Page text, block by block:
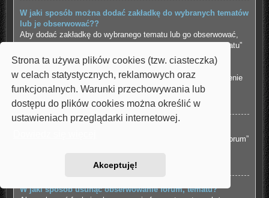
Strona ta używa plików cookies (tzw. ciasteczka)
w celach statystycznych, reklamowych oraz
funkcjonalnych. Warunki przechowywania lub
dostępu do plików cookies można określić w
ustawieniach przeglądarki internetowej.
Akceptuję!
W jaki sposób można dodać zakładkę do wybranych tematów
lub je obserwować??
Aby dodać zakładkę do wybranego tematu lub go obserwować,
należy kliknąć odpowiedni odnośnik w menu “Narzędzia tematu”
znajdujące się na górze i na dole wątku.
Udzielenie odpowiedzi w temacie, gdy jest aktywna funkcja
“Powiadamiaj o opublikowaniu odpowiedzi” spowoduje włączenie
obserwowania tematu.
Na górę
Aby obserwować wybrane forum, należy kliknąć „Obserwuj forum”
W jaki sposób usunąć obserwowanie forum, tematu?